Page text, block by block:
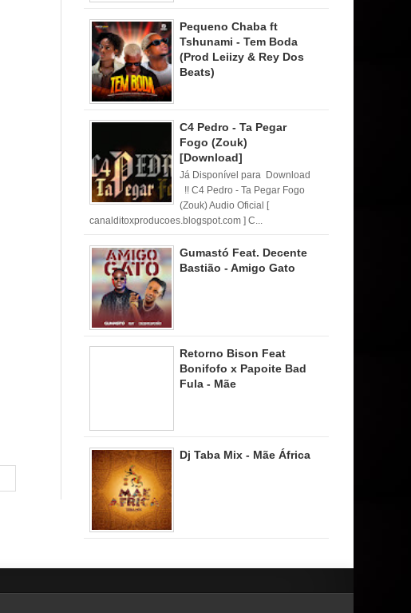
Pequeno Chaba ft
Tshunami - Tem Boda
(Prod Leiizy & Rey Dos
Beats)
C4 Pedro - Ta Pegar
Fogo (Zouk)
[Download]
Já Disponível para Download
!! C4 Pedro - Ta Pegar Fogo
(Zouk) Audio Oficial [
canalditoxproducoes.blogspot.com ] C...
Gumastó Feat. Decente
Bastião - Amigo Gato
Retorno Bison Feat
Bonifofo x Papoite Bad
Fula - Mãe
Dj Taba Mix - Mãe África